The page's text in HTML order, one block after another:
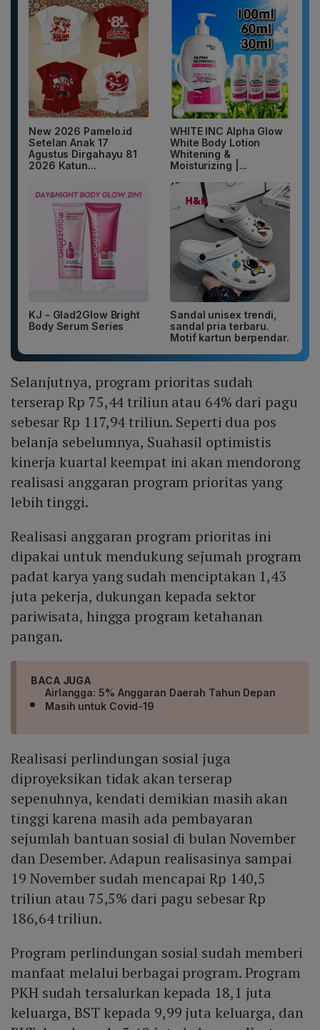
New 2026 Pamelo.id
Setelan Anak 17
Agustus Dirgahayu 81
2026 Katun...
WHITE INC Alpha Glow
White Body Lotion
Whitening &
Moisturizing |...
KJ - Glad2Glow Bright
Body Serum Series
Sandal unisex trendi,
sandal pria terbaru.
Motif kartun berpendar.
Selanjutnya, program prioritas sudah
terserap Rp 75,44 triliun atau 64% dari pagu
sebesar Rp 117,94 triliun. Seperti dua pos
belanja sebelumnya, Suahasil optimistis
kinerja kuartal keempat ini akan mendorong
realisasi anggaran program prioritas yang
lebih tinggi.
Realisasi anggaran program prioritas ini
dipakai untuk mendukung sejumah program
padat karya yang sudah menciptakan 1,43
juta pekerja, dukungan kepada sektor
pariwisata, hingga program ketahanan
pangan.
BACA JUGA
Airlangga: 5% Anggaran Daerah Tahun Depan
Masih untuk Covid-19
Realisasi perlindungan sosial juga
diproyeksikan tidak akan terserap
sepenuhnya, kendati demikian masih akan
tinggi karena masih ada pembayaran
sejumlah bantuan sosial di bulan November
dan Desember. Adapun realisasinya sampai
19 November sudah mencapai Rp 140,5
triliun atau 75,5% dari pagu sebesar Rp
186,64 triliun.
Program perlindungan sosial sudah memberi
manfaat melalui berbagai program. Program
PKH sudah tersalurkan kepada 18,1 juta
keluarga, BST kepada 9,99 juta keluarga, dan